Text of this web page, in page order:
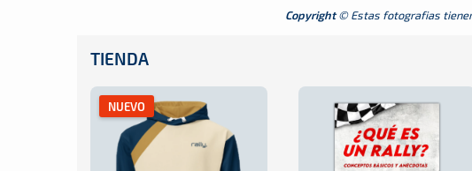
Copyright© Estas fotografias tienen
TIENDA
NUEVO